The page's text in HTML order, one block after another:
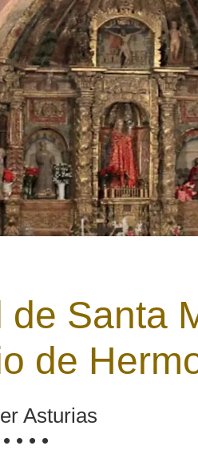
de Santa
de
Asturias
• • •